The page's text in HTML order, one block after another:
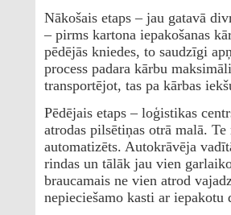
Nākošais etaps – jau gatavā
– pirms kartona iepakošanas
pēdējās kniedes, to saudzīgi
process padara kārbu
transportējot, tas pa kārbas
Pēdējais etaps – loģistikas
atrodas pilsētiņas otrā malā.
automatizēts. Autokrāvēja
rindas un tālāk jau vien
braucamais ne vien atrod
nepieciešamo kasti ar